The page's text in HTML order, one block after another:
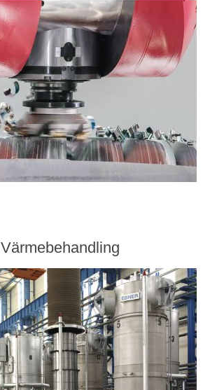
Värmebehandling